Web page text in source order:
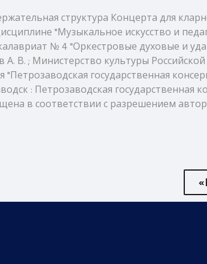
структура Концерта для
"Музыкальное искусство и
№ 4 "Оркестровые духовые и
В. ; Министерство культуры
государственная
: Петрозаводская государственная
в соответствии с разрешением